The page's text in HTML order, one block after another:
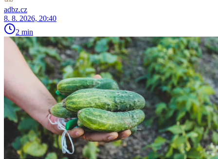
adbz.cz
8. 8. 2026, 20:40
2 min